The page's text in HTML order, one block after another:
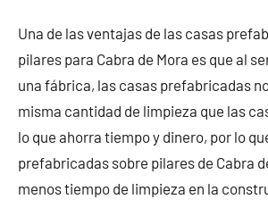
Una de las ventajas de las casas
pilares para Cabra de Mora es que al
una fábrica, las casas prefabricadas
misma cantidad de limpieza que las
lo que ahorra tiempo y dinero, por lo
prefabricadas sobre pilares de Cabra
menos tiempo de limpieza en la